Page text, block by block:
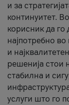
и за
континуитет.
корисник да
најпотребно
и
решенија стои
стабилна и
услуги што го